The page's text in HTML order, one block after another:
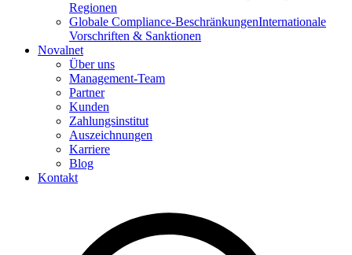
Regionen
Globale Compliance-BeschränkungenInternationale
Vorschriften & Sanktionen
Novalnet
Über uns
Management-Team
Partner
Kunden
Zahlungsinstitut
Auszeichnungen
Karriere
Blog
Kontakt